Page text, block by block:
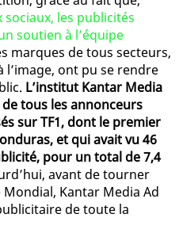
les publicités
soutien à l’équipe
marques de tous secteurs,
l’image, ont pu se rendre
L’institut Kantar Media
tous les annonceurs
sur TF1, dont le premier
et qui avait vu 46
pour un total de 7,4
avant de tourner
Kantar Media Ad
de toute la